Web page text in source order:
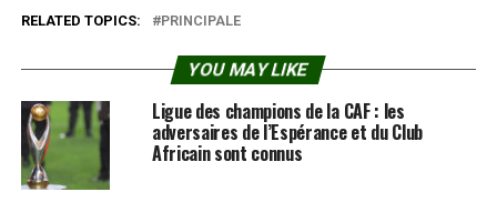
RELATED TOPICS: PRINCIPALE
YOU MAY LIKE
Ligue des champions de la CAF : les
adversaires de l’Espérance et du Club
Africain sont connus